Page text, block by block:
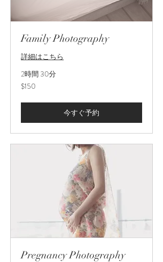
Family Photography
詳細はこちら
2時間 30分
150
米
ル
$150
今すぐ予約
Pregnancy Photography